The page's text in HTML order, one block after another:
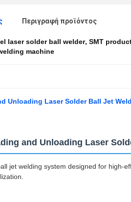
Περιγραφή προϊόντος
laser solder ball welder, SMT
machine
Unloading Laser Solder Ball Jet
and Unloading Laser
jet welding system designed for high-